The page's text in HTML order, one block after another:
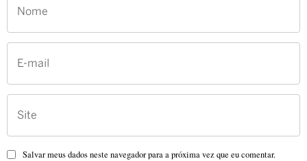
Salvar meus dados neste navegador para a próxima vez que eu comentar.